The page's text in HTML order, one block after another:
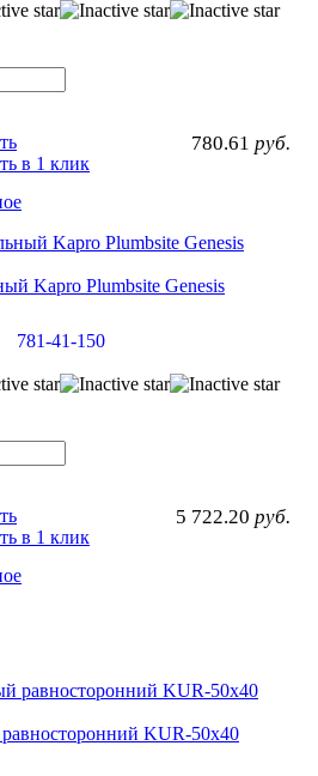
780.61 руб.
в 1 клик
Kapro Plumbsite Genesis
781-41-150
5 722.20 руб.
в 1 клик
KUR-50x40